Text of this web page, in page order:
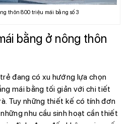
thôn 800 triệu mái bằng số 3
bằng ở nông thôn
đang có xu hướng lựa chọn
mái bằng tối giản với chi tiết
Tuy những thiết kế có tính đơn
nhu cầu sinh hoạt cần thiết